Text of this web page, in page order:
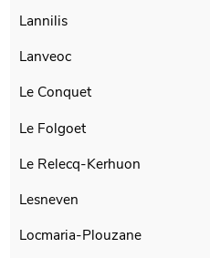
Lannilis
Lanveoc
Le Conquet
Le Folgoet
Le Relecq-Kerhuon
Lesneven
Locmaria-Plouzane